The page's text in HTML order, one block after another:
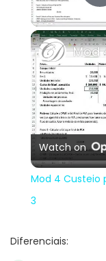
Watch on
Mod 4 Custeio
3
Diferenciais: